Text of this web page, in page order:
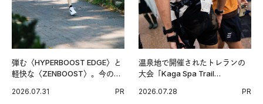
弾む〈HYPERBOOST EDGE〉と
軽快な〈ZENBOOST〉。今の時
出した新機軸。
2026.07.31 PR
温泉地で開催されたトレランの
大会「Kaga Spa Trail
戦を夢見るランナーたちの奮闘
2026.07.28 PR